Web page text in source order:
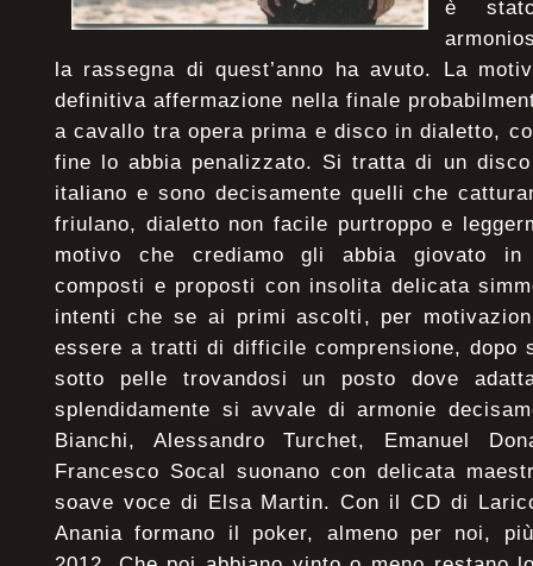
è
la rassegna di quest’anno ha avuto. La
definitiva affermazione nella finale
a cavallo tra opera prima e disco in dialetto,
fine lo abbia penalizzato. Si tratta di un
italiano e sono decisamente quelli che
friulano, dialetto non facile purtroppo e
motivo che crediamo gli abbia giovato in
composti e proposti con insolita delicata
intenti che se ai primi ascolti, per
essere a tratti di difficile comprensione, dopo
sotto pelle trovandosi un posto dove
splendidamente si avvale di armonie
Bianchi, Alessandro Turchet, Emanuel
Francesco Socal suonano con delicata
soave voce di Elsa Martin. Con il CD di
Anania formano il poker, almeno per noi,